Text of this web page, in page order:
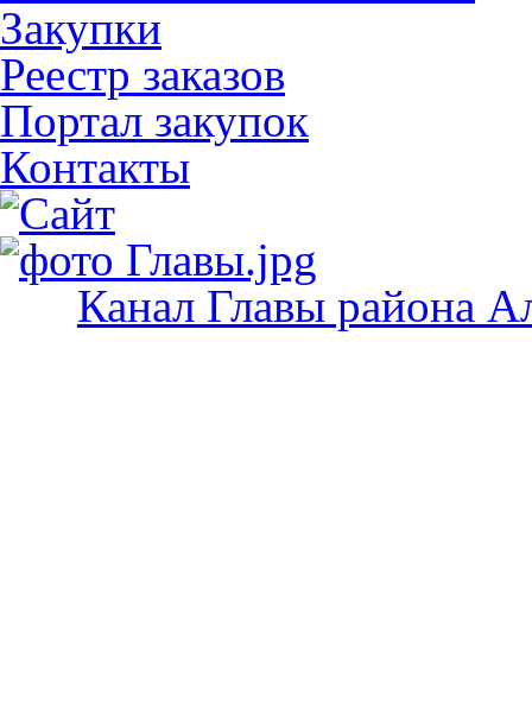
Закупки
Реестр заказов
Портал закупок
Контакты
Канал Главы района